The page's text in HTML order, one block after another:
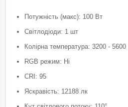
Потужність (макс): 100 Вт
Світлодіоди: 1 шт
Колірна температура: 3200 - 5600
RGB режим: Ні
CRI: 95
Яскравість: 12188 лк